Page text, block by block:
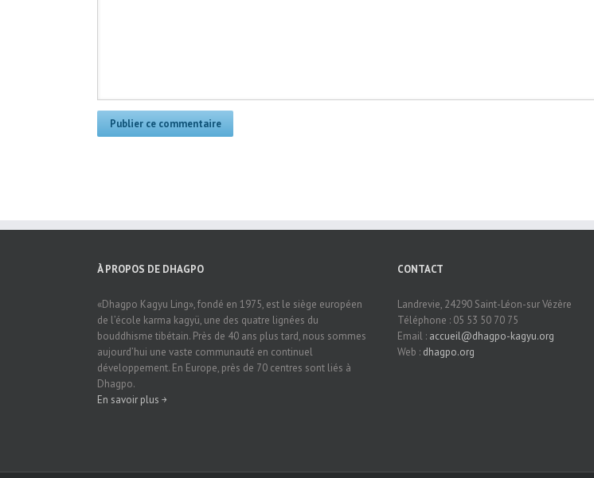
À PROPOS DE DHAGPO
«Dhagpo Kagyu Ling», fondé en 1975, est le siège européen
de l’école karma kagyü, une des quatre lignées du
bouddhisme tibétain. Près de 40 ans plus tard, nous sommes
aujourd’hui une vaste communauté en continuel
développement. En Europe, près de 70 centres sont liés à
Dhagpo.
En savoir plus ￫
CONTACT
Landrevie, 24290 Saint-Léon-sur Vézère
Téléphone : 05 53 50 70 75
Email : accueil@dhagpo-kagyu.org
Web : dhagpo.org